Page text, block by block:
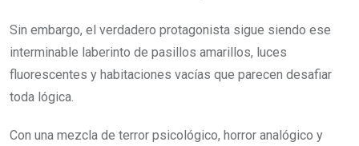
Sin embargo, el verdadero protagonista sigue siendo ese
interminable laberinto de pasillos amarillos, luces
fluorescentes y habitaciones vacías que parecen desafiar
toda lógica.
Con una mezcla de terror psicológico, horror analógico y